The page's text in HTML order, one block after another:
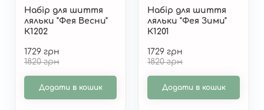
Набір для шиття
ляльки "Фея Весни"
К1202
1729 грн
1820 грн
Додати в кошик
Набір для шиття
ляльки "Фея Зими"
К1201
1729 грн
1820 грн
Додати в кошик